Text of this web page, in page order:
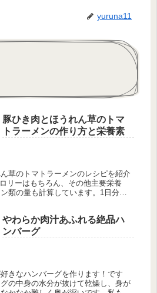
yuruna11
豚ひき肉とほうれん草のトマ
トラーメンの作り方と栄養素
草のトマトラーメンのレシピを紹介
類の量も計算しています。1日分の
やわらか肉汁あふれる絶品ハ
ンバーグ
きなハンバーグを作ります！です
の中身の水分が抜けて乾燥し、身が